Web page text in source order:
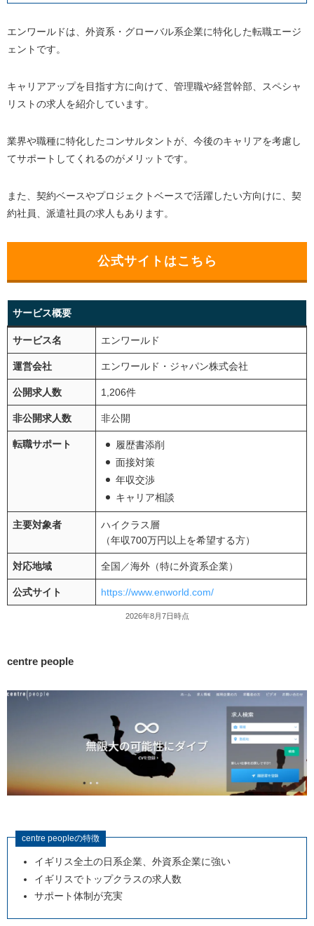
エンワールドは、外資系・グローバル系企業に特化した転職エージ
ェントです。
キャリアアップを目指す方に向けて、管理職や経営幹部、スペシャ
リストの求人を紹介しています。
業界や職種に特化したコンサルタントが、今後のキャリアを考慮し
てサポートしてくれるのがメリットです。
また、契約ベースやプロジェクトベースで活躍したい方向けに、契
約社員、派遣社員の求人もあります。
公式サイトはこちら
サービス概要
サービス名 エンワールド
運営会社 エンワールド・ジャパン株式会社
公開求人数 1,206件
非公開求人数 非公開
転職サポート
履歴書添削
面接対策
年収交渉
キャリア相談
主要対象者
ハイクラス層
（年収700万円以上を希望する方）
対応地域 全国／海外（特に外資系企業）
公式サイト https://www.enworld.com/
2026年8月7日時点
centre people
centre peopleの特徴
イギリス全土の日系企業、外資系企業に強い
イギリスでトップクラスの求人数
サポート体制が充実